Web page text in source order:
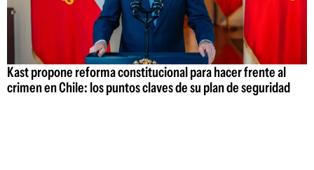
Kast propone reforma constitucional para hacer frente al
crimen en Chile: los puntos claves de su plan de seguridad